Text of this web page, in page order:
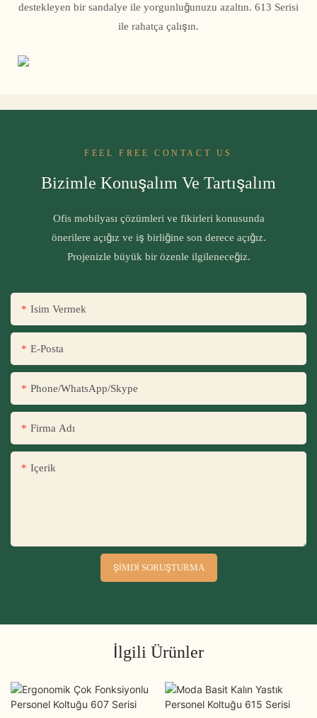
destekleyen bir sandalye ile yorgunluğunuzu azaltın. 613 Serisi
ile rahatça çalışın.
FEEL FREE CONTACT US
Bizimle Konuşalım Ve Tartışalım
Ofis mobilyası çözümleri ve fikirleri konusunda
önerilere açığız ve iş birliğine son derece açığız.
Projenizle büyük bir özenle ilgileneceğiz.
Isim Vermek
E-Posta
Phone/WhatsApp/Skype
Firma Adı
Içerik
ŞIMDI SORUŞTURMA
İlgili Ürünler